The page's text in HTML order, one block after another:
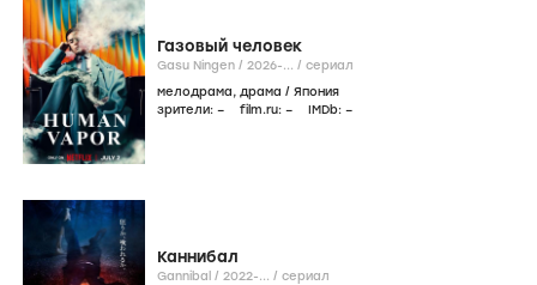
Газовый человек
Gasu Ningen / 2026-... / сериал
мелодрама, драма / Япония
зрители: – film.ru: – IMDb: –
Каннибал
Gannibal / 2022-... / сериал